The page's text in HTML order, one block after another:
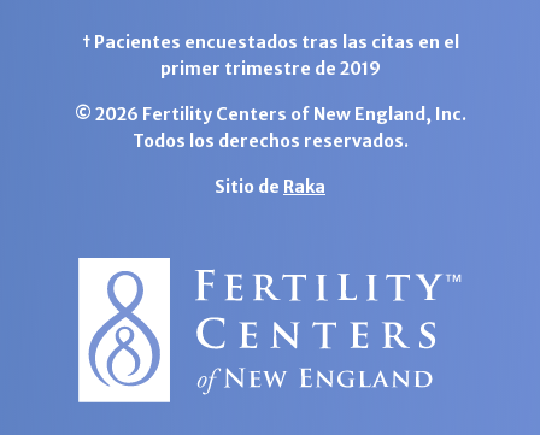
† Pacientes encuestados tras las citas en el
primer trimestre de 2019
© 2026 Fertility Centers of New England, Inc.
Todos los derechos reservados.
Sitio de Raka